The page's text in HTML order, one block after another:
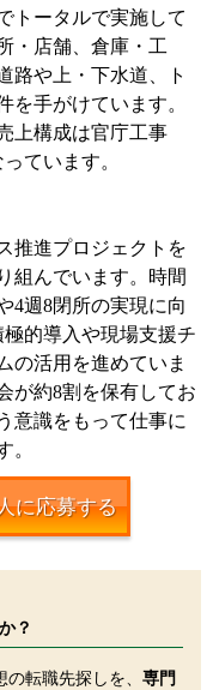
トータルで実施して
・店舗、倉庫・工
路や上・下水道、ト
を手がけています。
上構成は官庁工事
ています。
推進プロジェクトを
組んでいます。時間
4週8閉所の実現に向
的導入や現場支援チ
の活用を進めていま
が約8割を保有してお
意識をもって仕事に
。
に応募する
？
転職先探しを、 専門